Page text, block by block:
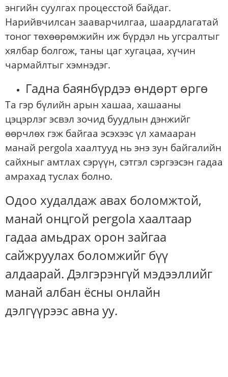
энгийн суулгах процесстой байдаг.
Нарийвчилсан зааварчилгаа, шаардлагатай
тоног төхөөрөмжийн иж бүрдэл нь угсралтыг
хялбар болгож, таны цаг хугацаа, хүчин
чармайлтыг хэмнэдэг.
Гадна баянбүрдээ өндөрт өргө
Та гэр бүлийн арын хашаа, хашааны
цэцэрлэг эсвэл зочид буудлын дэнжийг
өөрчлөх гэж байгаа эсэхээс үл хамааран
манай pergola хаалтууд нь энэ зун байгалийн
сайхныг амтлах сэрүүн, сэтгэл сэргээсэн гадаа
амрахад туслах болно.
Одоо худалдаж авах боломжтой,
манай онцгой pergola хаалтаар
гадаа амьдрах орон зайгаа
сайжруулах боломжийг бүү
алдаарай. Дэлгэрэнгүй мэдээллийг
манай албан ёсны онлайн
дэлгүүрээс авна уу.